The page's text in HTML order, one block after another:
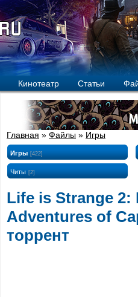
Кинотеатр Статьи
Главная » Файлы » Игры
Игры [422]
Читы [2]
Life is Strange 2:
Adventures of
торрент